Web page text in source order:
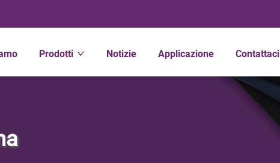
Prodotti Notizie Applicazione Contattaci